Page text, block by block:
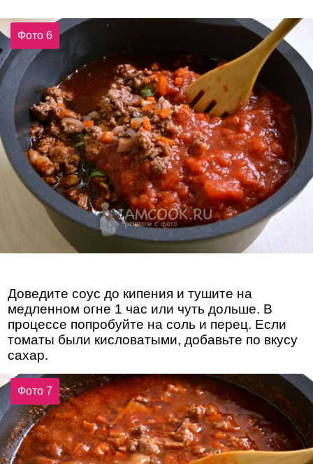
Фото 6
Доведите соус до кипения и тушите на
медленном огне 1 час или чуть дольше. В
процессе попробуйте на соль и перец. Если
томаты были кисловатыми, добавьте по вкусу
сахар.
Фото 7